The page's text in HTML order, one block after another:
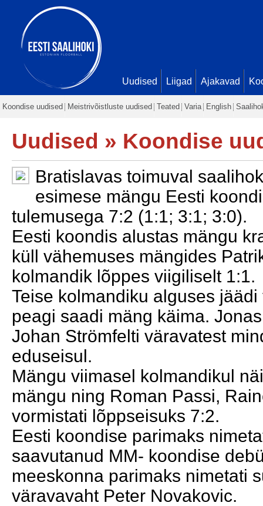
Uudised Liigad Ajakavad
Koondise uudised Meistrivõistluste uudised Teated Varia English
Uudised » Koondise
Bratislavas toimuval
esimese mängu Eesti
tulemusega 7:2 (1:1; 3:1; 3:0).
Eesti koondis alustas mängu
küll vähemuses mängides
kolmandik lõppes viigiliselt 1:1.
Teise kolmandiku alguses
peagi saadi mäng käima.
Johan Strömfelti väravatest
eduseisul.
Mängu viimasel kolmandikul
mängu ning Roman Passi,
vormistati lõppseisuks 7:2.
Eesti koondise parimaks
saavutanud MM- koondise
meeskonna parimaks nimetati
väravavaht Peter Novakovic.